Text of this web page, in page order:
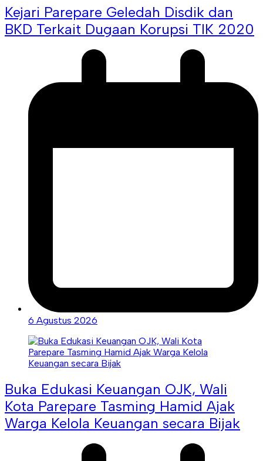
Kejari Parepare Geledah Disdik dan
BKD Terkait Dugaan Korupsi TIK 2020
6 Agustus 2026
Buka Edukasi Keuangan OJK, Wali
Kota Parepare Tasming Hamid Ajak
Warga Kelola Keuangan secara Bijak